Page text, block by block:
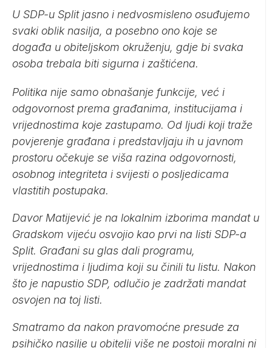
U SDP-u Split jasno i nedvosmisleno osuđujemo
svaki oblik nasilja, a posebno ono koje se
događa u obiteljskom okruženju, gdje bi svaka
osoba trebala biti sigurna i zaštićena.
Politika nije samo obnašanje funkcije, već i
odgovornost prema građanima, institucijama i
vrijednostima koje zastupamo. Od ljudi koji traže
povjerenje građana i predstavljaju ih u javnom
prostoru očekuje se viša razina odgovornosti,
osobnog integriteta i svijesti o posljedicama
vlastitih postupaka.
Davor Matijević je na lokalnim izborima mandat u
Gradskom vijeću osvojio kao prvi na listi SDP-a
Split. Građani su glas dali programu,
vrijednostima i ljudima koji su činili tu listu. Nakon
što je napustio SDP, odlučio je zadržati mandat
osvojen na toj listi.
Smatramo da nakon pravomoćne presude za
psihičko nasilje u obitelji više ne postoji moralni ni